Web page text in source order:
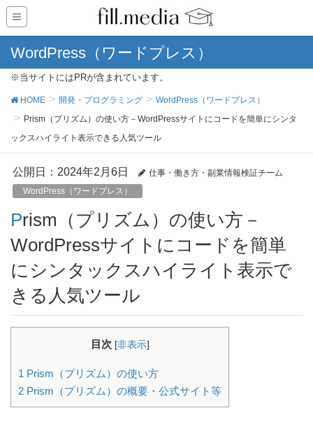
WordPress（ワードプレス）
※当サイトにはPRが含まれています。
HOME 開発・プログラミング
WordPress（ワードプレス）
Prism（プリズム）の使い方－WordPressサイトにコードを簡単にシンタ
ックスハイライト表示できる人気ツール
公開日： 2024年2月6日
仕事・働き方・副業情報検証チーム
WordPress（ワードプレス）
Prism（プリズム）の使い方－
WordPressサイトにコードを簡単
にシンタックスハイライト表示で
きる人気ツール
目次 [非表示]
1 Prism（プリズム）の使い方
2 Prism（プリズム）の概要・公式サイト等